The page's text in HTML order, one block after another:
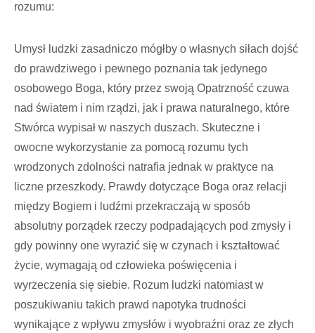
rozumu:
Umysł ludzki zasadniczo mógłby o własnych siłach dojść
do prawdziwego i pewnego poznania tak jedynego
osobowego Boga, który przez swoją Opatrzność czuwa
nad światem i nim rządzi, jak i prawa naturalnego, które
Stwórca wypisał w naszych duszach. Skuteczne i
owocne wykorzystanie za pomocą rozumu tych
wrodzonych zdolności natrafia jednak w praktyce na
liczne przeszkody. Prawdy dotyczące Boga oraz relacji
między Bogiem i ludźmi przekraczają w sposób
absolutny porządek rzeczy podpadających pod zmysły i
gdy powinny one wyrazić się w czynach i kształtować
życie, wymagają od człowieka poświęcenia i
wyrzeczenia się siebie. Rozum ludzki natomiast w
poszukiwaniu takich prawd napotyka trudności
wynikające z wpływu zmysłów i wyobraźni oraz ze złych